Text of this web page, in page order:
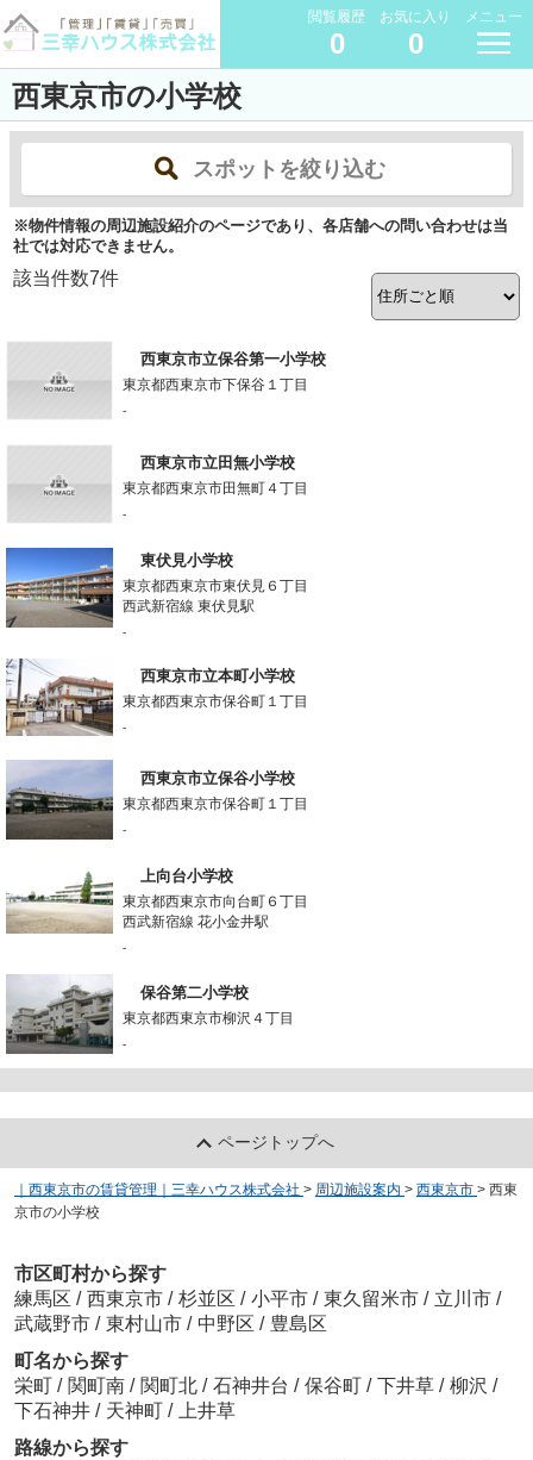
閲覧履歴
0
お気に入り
0
メニュー
西東京市の小学校
スポットを絞り込む
※物件情報の周辺施設紹介のページであり、各店舗への問い合わせは当
社では対応できません。
該当件数7件
西東京市立保谷第一小学校
東京都西東京市下保谷１丁目
-
西東京市立田無小学校
東京都西東京市田無町４丁目
-
東伏見小学校
東京都西東京市東伏見６丁目
西武新宿線 東伏見駅
-
西東京市立本町小学校
東京都西東京市保谷町１丁目
-
西東京市立保谷小学校
東京都西東京市保谷町１丁目
-
上向台小学校
東京都西東京市向台町６丁目
西武新宿線 花小金井駅
-
保谷第二小学校
東京都西東京市柳沢４丁目
-
ページトップへ
｜西東京市の賃貸管理｜三幸ハウス株式会社 > 周辺施設案内 > 西東京市 > 西東
京市の小学校
市区町村から探す
練馬区 / 西東京市 / 杉並区 / 小平市 / 東久留米市 / 立川市 /
武蔵野市 / 東村山市 / 中野区 / 豊島区
町名から探す
栄町 / 関町南 / 関町北 / 石神井台 / 保谷町 / 下井草 / 柳沢 /
下石神井 / 天神町 /
上井草
路線から探す